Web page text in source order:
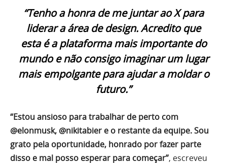
“Tenho a honra de me juntar ao X para
liderar a área de design. Acredito que
esta é a plataforma mais importante do
mundo e não consigo imaginar um lugar
mais empolgante para ajudar a moldar o
futuro.”
“Estou ansioso para trabalhar de perto com
@elonmusk, @nikitabier e o restante da equipe. Sou
grato pela oportunidade, honrado por fazer parte
disso e mal posso esperar para começar”, escreveu